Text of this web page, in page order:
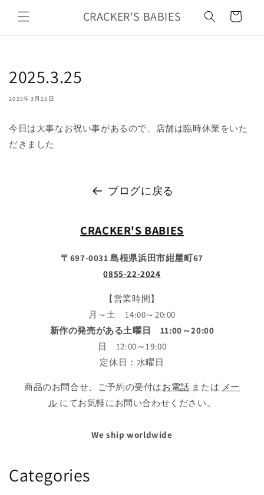
ンツに
進む
CRACKER'S BABIES
ー
2025.3.25
2025年3月25日
今日は大事なお祝い事があるので、店舗は臨時休業をいた
だきました
ブログに戻る
CRACKER'S BABIES
〒697-0031 島根県浜田市紺屋町67
0855-22-2024
【営業時間】
月～土 14:00～20:00
新作の発売がある土曜日 11:00～20:00
日 12:00～19:00
定休日：水曜日
商品のお問合せ、ご予約の受付はお電話 または メー
ル にてお気軽にお問い合わせください。
We ship worldwide
Categories